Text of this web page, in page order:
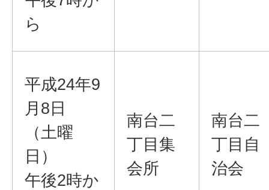
ら
平成24年9
月8日
（土曜
日）
午後2時か
南台二
丁目集
会所
南台二
丁目自
治会